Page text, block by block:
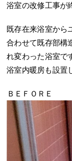
浴室の改修工事が
既存在来浴室から
合わせて既存部構
れ変わった浴室で
浴室内暖房も設置
ＢＥＦＯＲＥ